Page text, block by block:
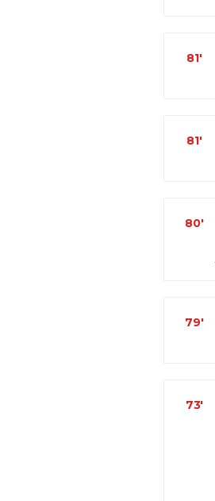
81'
81'
80'
79'
73'